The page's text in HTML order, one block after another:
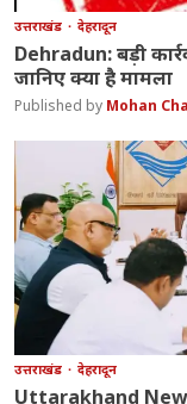
उत्तराखंड देहरादून
Dehradun: बड़ी
जानिए क्या है मामला
Mohan
उत्तराखंड देहरादून
Uttarakhand